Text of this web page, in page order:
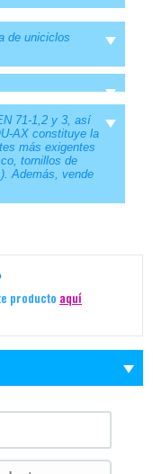
de uniciclos
71-1,2 y 3, así
AX constituye la
más exigentes
tornillos de
Además, vende
producto aquí